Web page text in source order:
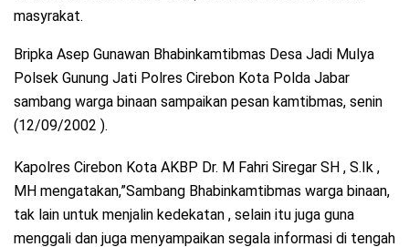
masyrakat.
Bripka Asep Gunawan Bhabinkamtibmas Desa Jadi Mulya
Polsek Gunung Jati Polres Cirebon Kota Polda Jabar
sambang warga binaan sampaikan pesan kamtibmas, senin
(12/09/2002 ).
Kapolres Cirebon Kota AKBP Dr. M Fahri Siregar SH , S.Ik ,
MH mengatakan,”Sambang Bhabinkamtibmas warga binaan,
tak lain untuk menjalin kedekatan , selain itu juga guna
menggali dan juga menyampaikan segala informasi di tengah